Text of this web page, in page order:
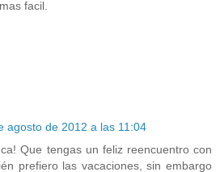
facil.
agosto de 2012 a las 11:04
Que tengas un feliz reencuentro con
prefiero las vacaciones, sin embargo